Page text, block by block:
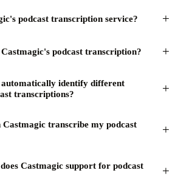
podcast transcription service? +
podcast transcription? +
automatically identify different
transcriptions?
+
transcribe my podcast
+
Castmagic support for podcast
+